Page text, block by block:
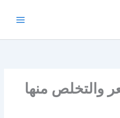
والتخلص منها